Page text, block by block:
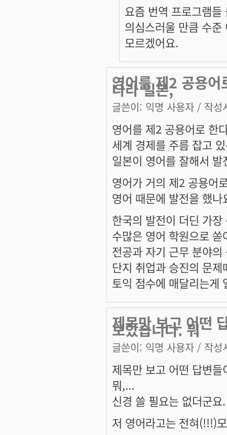
요즘 번역 프로그램
의심스러울 만큼 수
모르겠어요.
영어를 제2 공용
나라 일본,
글쓴이: 익명 사용자 / 작성
영어를 제2 공용어로 한
세계 경제를 주름 잡고
일본이 영어를 잘해서 발
영어가 거의 제2 공용어
영어 때문에 발전을 했나
한국의 발전이 더딘 가
수많은 영어 학원으로
전공과 자기 근무 분야
단지 취업과 승진의 문
토익 점수에 매달리는게
제목만 보고 어떤
보았습니다. 뭐
글쓴이: 익명 사용자 / 작성
제목만 보고 어떤 답변
뭐,...
신경 쓸 필요는 없더군요.
저 영어라고는 전혀(!!!)